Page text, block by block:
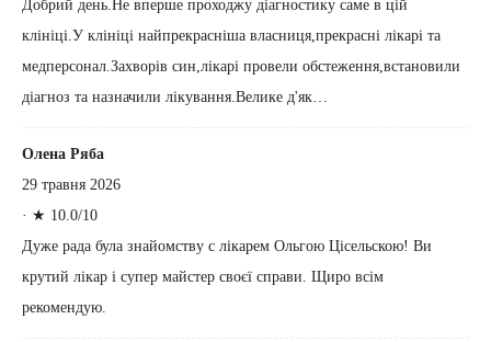
Добрий день.Не вперше проходжу діагностику саме в цій
клініці.У клініці найпрекрасніша власниця,прекрасні лікарі та
медперсонал.Захворів син,лікарі провели обстеження,встановили
діагноз та назначили лікування.Велике д'як…
Олена Ряба
29 травня 2026
· ★ 10.0/10
Дуже рада була знайомству с лікарем Ольгою Цісельскою! Ви
крутий лікар і супер майстер своєї справи. Щиро всім
рекомендую.